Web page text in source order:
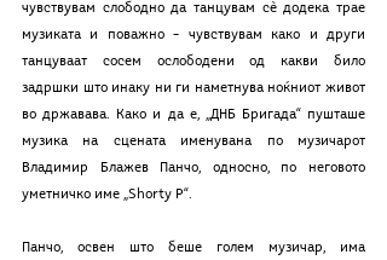
чувствувам слободно да танцувам сѐ додека трае
музиката и поважно – чувствувам како и други
танцуваат сосем ослободени од какви било
задршки што инаку ни ги наметнува ноќниот живот
во државава. Како и да е, „ДНБ Бригада“ пушташе
музика на сцената именувана по музичарот
Владимир Блажев Панчо, односно, по неговото
уметничко име „Shorty P“.
Панчо, освен што беше голем музичар, има